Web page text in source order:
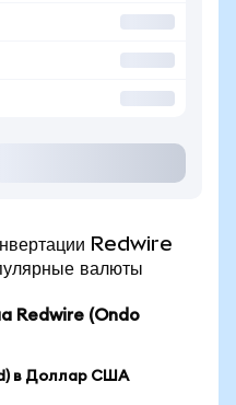
Redwire
валюты
Redwire (Ondo
в Доллар США